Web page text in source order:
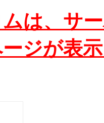
は、サ
ジが表